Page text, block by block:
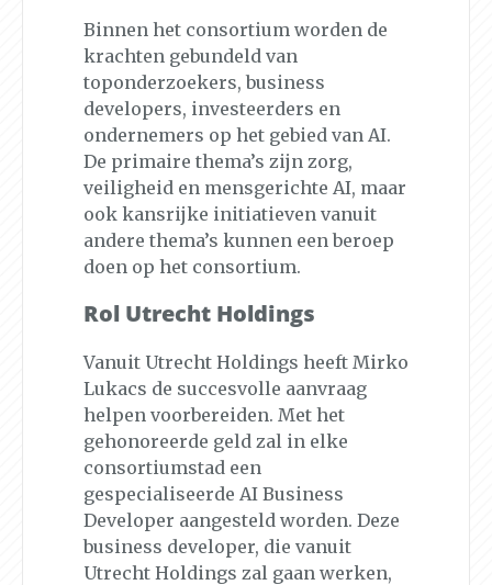
Binnen het consortium worden de
krachten gebundeld van
toponderzoekers, business
developers, investeerders en
ondernemers op het gebied van AI.
De primaire thema’s zijn zorg,
veiligheid en mensgerichte AI, maar
ook kansrijke initiatieven vanuit
andere thema’s kunnen een beroep
doen op het consortium.
Rol Utrecht Holdings
Vanuit Utrecht Holdings heeft Mirko
Lukacs de succesvolle aanvraag
helpen voorbereiden. Met het
gehonoreerde geld zal in elke
consortiumstad een
gespecialiseerde AI Business
Developer aangesteld worden. Deze
business developer, die vanuit
Utrecht Holdings zal gaan werken,